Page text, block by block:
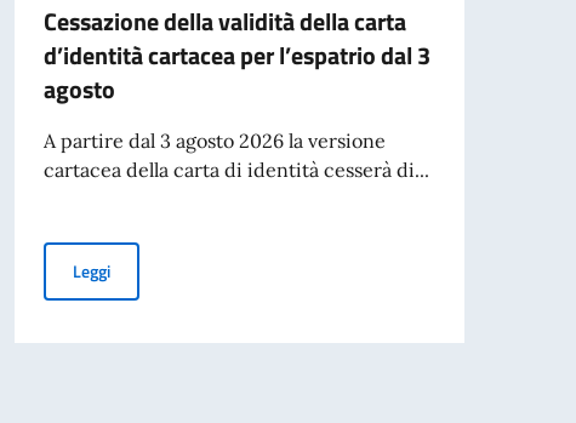
ITALIANO NEL MONDO
i cittadini di età pari o superiore a 70 anni
Cessazione della validità della carta
d’identità cartacea per l’espatrio dal 3
agosto
A partire dal 3 agosto 2026 la versione
cartacea della carta di identità cesserà di...
LeggiCessazione della validità della carta d’identità cartacea per